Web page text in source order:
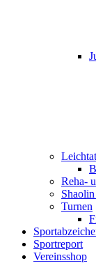
Reha-
Turnen
Sportreport
Vereinsshop